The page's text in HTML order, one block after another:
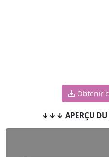
Obtenir
↓↓↓ APERÇU